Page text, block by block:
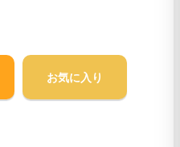
お気に入り